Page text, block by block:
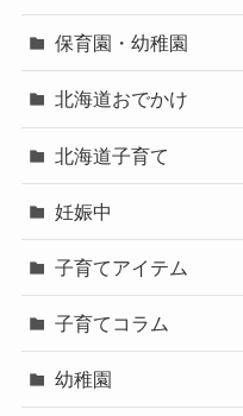
保育園・幼稚園
北海道おでかけ
北海道子育て
妊娠中
子育てアイテム
子育てコラム
幼稚園